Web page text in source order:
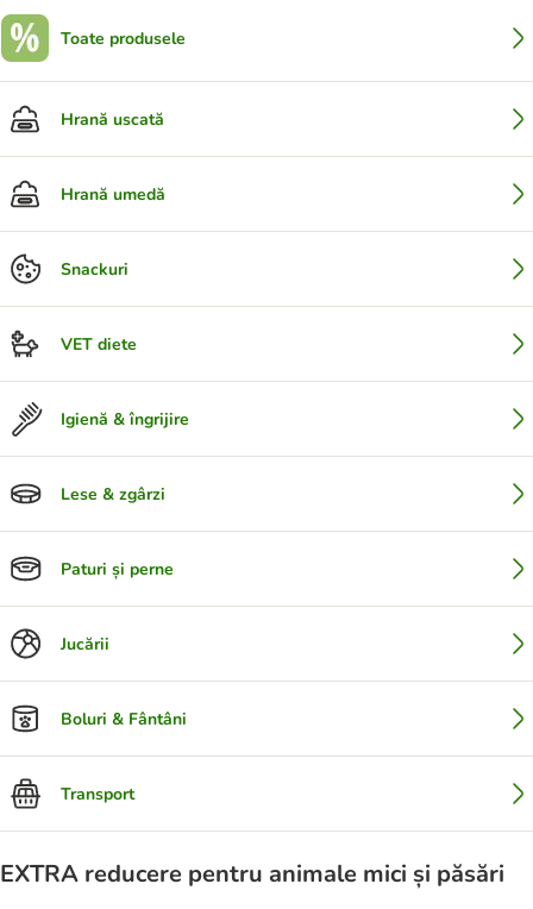
Toate produsele
Hrană uscată
Hrană umedă
Snackuri
VET diete
Igienă & îngrijire
Lese & zgârzi
Paturi și perne
Jucării
Boluri & Fântâni
Transport
EXTRA reducere pentru animale mici și păsări